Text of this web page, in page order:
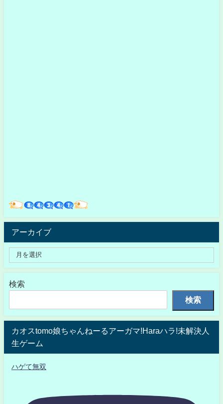
アーカイブ
検索
検索
カオスtomo娘ちゃんねーるアーガマ!Haraハラ!未解決人
生ゲーム
ハゲて無双